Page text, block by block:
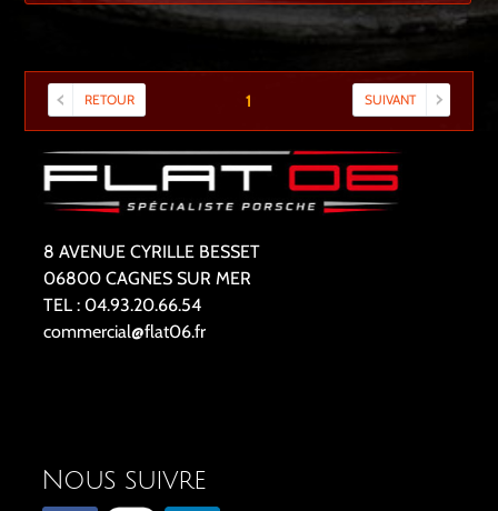
RETOUR SUIVANT
8 AVENUE CYRILLE BESSET
06800 CAGNES SUR MER
TEL : 04.93.20.66.54
commercial@flat06.fr
Nous suivre